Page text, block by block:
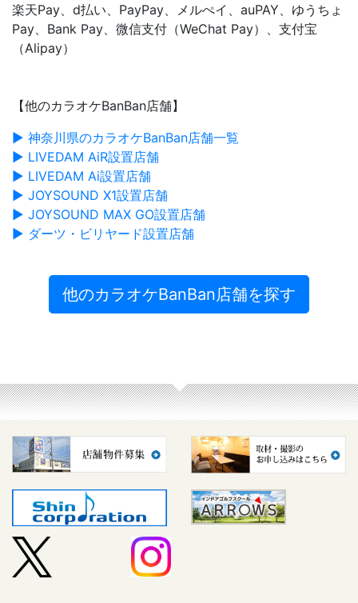
楽天Pay、d払い、PayPay、メルぺイ、auPAY、ゆうちょ
Pay、Bank Pay、微信支付（WeChat Pay）、支付宝
（Alipay）
【他のカラオケBanBan店舗】
▶ 神奈川県のカラオケBanBan店舗一覧
▶ LIVEDAM AiR設置店舗
▶ LIVEDAM Ai設置店舗
▶ JOYSOUND X1設置店舗
▶ JOYSOUND MAX GO設置店舗
▶ ダーツ・ビリヤード設置店舗
他のカラオケBanBan店舗を探す